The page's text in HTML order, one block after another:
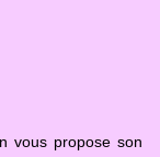
vous propose son